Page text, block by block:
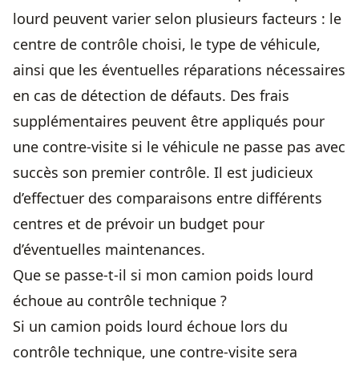
lourd peuvent varier selon plusieurs facteurs : le
centre de contrôle choisi, le type de véhicule,
ainsi que les éventuelles réparations nécessaires
en cas de détection de défauts. Des frais
supplémentaires peuvent être appliqués pour
une contre-visite si le véhicule ne passe pas avec
succès son premier contrôle. Il est judicieux
d’effectuer des comparaisons entre différents
centres et de prévoir un budget pour
d’éventuelles maintenances.
Que se passe-t-il si mon camion poids lourd
échoue au contrôle technique ?
Si un camion poids lourd échoue lors du
contrôle technique, une contre-visite sera